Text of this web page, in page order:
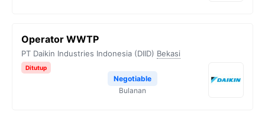
Operator WWTP
PT Daikin Industries Indonesia (DIID) Bekasi
Ditutup
Negotiable
Bulanan